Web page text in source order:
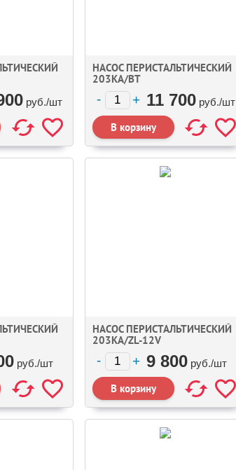
руб./шт
НАСОС ПЕРИСТАЛЬТИЧЕСКИЙ
203KA/BT
11 700 руб./шт
руб./шт
НАСОС ПЕРИСТАЛЬТИЧЕСКИЙ
203KA/ZL-12V
9 800 руб./шт